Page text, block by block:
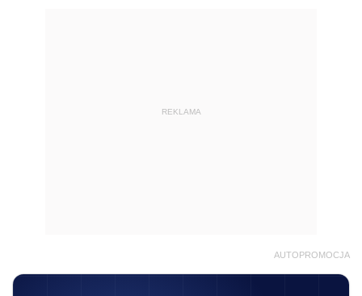
REKLAMA
AUTOPROMOCJA